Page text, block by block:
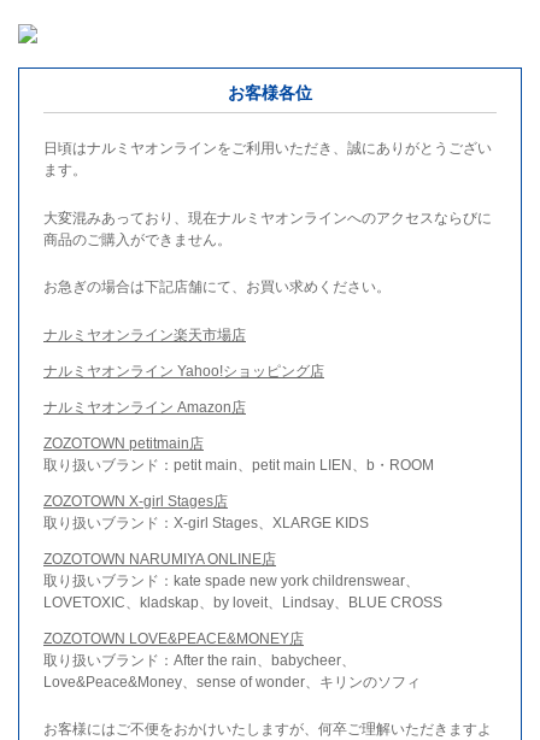
お客様各位
日頃はナルミヤオンラインをご利用いただき、誠にありがとうござい
ます。
大変混みあっており、現在ナルミヤオンラインへのアクセスならびに
商品のご購入ができません。
お急ぎの場合は下記店舗にて、お買い求めください。
ナルミヤオンライン楽天市場店
ナルミヤオンライン Yahoo!ショッピング店
ナルミヤオンライン Amazon店
ZOZOTOWN petitmain店
取り扱いブランド：petit main、petit main LIEN、b・ROOM
ZOZOTOWN X-girl Stages店
取り扱いブランド：X-girl Stages、XLARGE KIDS
ZOZOTOWN NARUMIYA ONLINE店
取り扱いブランド：kate spade new york childrenswear、
LOVETOXIC、kladskap、by loveit、Lindsay、BLUE CROSS
ZOZOTOWN LOVE&PEACE&MONEY店
取り扱いブランド：After the rain、babycheer、
Love&Peace&Money、sense of wonder、キリンのソフィ
お客様にはご不便をおかけいたしますが、何卒ご理解いただきますよ